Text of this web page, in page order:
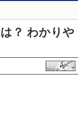
？ わかりや